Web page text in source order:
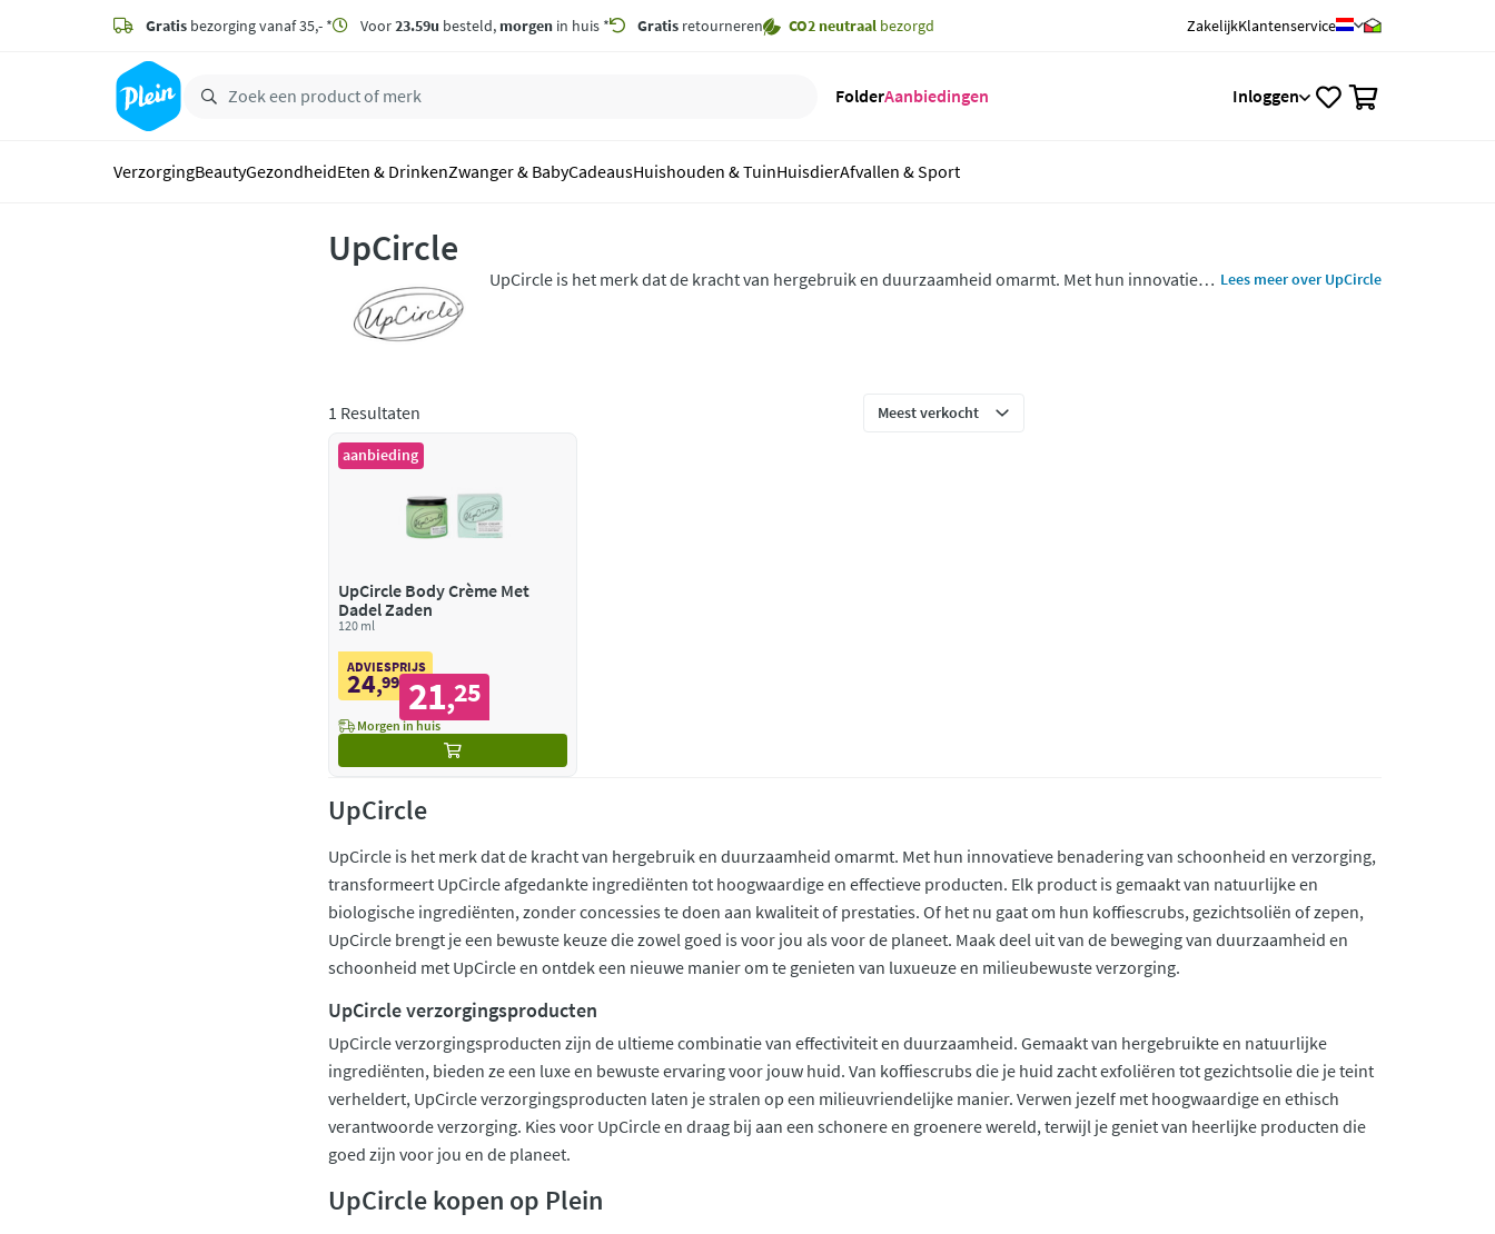
zoeken
hoofdinhoud
Gratis bezorging vanaf 35,- * Voor23.59u besteld, morgen in huis * Gratis retourneren CO2 neutraal bezorgd ZakelijkKlantenservice
FolderAanbiedingen Inloggen
VerzorgingBeautyGezondheidEten & DrinkenZwanger & BabyCadeausHuishouden & TuinHuisdierAfvallen & Sport
UpCircle
UpCircle is het merk dat de kracht van hergebruik en duurzaamheid omarmt. Met hun innovatieve Lees meer over UpCircle
1 Resultaten
aanbieding
UpCircle Body Crème Met
Dadel Zaden
120 ml
ADVIESPRIJS
24,99 21,25
Morgen in huis
UpCircle
UpCircle is het merk dat de kracht van hergebruik en duurzaamheid omarmt. Met hun innovatieve benadering van schoonheid en verzorging,
transformeert UpCircle afgedankte ingrediënten tot hoogwaardige en effectieve producten. Elk product is gemaakt van natuurlijke en
biologische ingrediënten, zonder concessies te doen aan kwaliteit of prestaties. Of het nu gaat om hun koffiescrubs, gezichtsoliën of zepen,
UpCircle brengt je een bewuste keuze die zowel goed is voor jou als voor de planeet. Maak deel uit van de beweging van duurzaamheid en
schoonheid met UpCircle en ontdek een nieuwe manier om te genieten van luxueuze en milieubewuste verzorging.
UpCircle verzorgingsproducten
UpCircle verzorgingsproducten zijn de ultieme combinatie van effectiviteit en duurzaamheid. Gemaakt van hergebruikte en natuurlijke
ingrediënten, bieden ze een luxe en bewuste ervaring voor jouw huid. Van koffiescrubs die je huid zacht exfoliëren tot gezichtsolie die je teint
verheldert, UpCircle verzorgingsproducten laten je stralen op een milieuvriendelijke manier. Verwen jezelf met hoogwaardige en ethisch
verantwoorde verzorging. Kies voor UpCircle en draag bij aan een schonere en groenere wereld, terwijl je geniet van heerlijke producten die
goed zijn voor jou en de planeet.
UpCircle kopen op Plein